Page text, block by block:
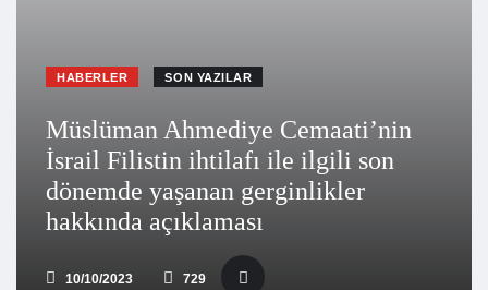
HABERLER SON YAZILAR
Müslüman Ahmediye Cemaati’nin
İsrail Filistin ihtilafı ile ilgili son
dönemde yaşanan gerginlikler
hakkında açıklaması
10/10/2023 729